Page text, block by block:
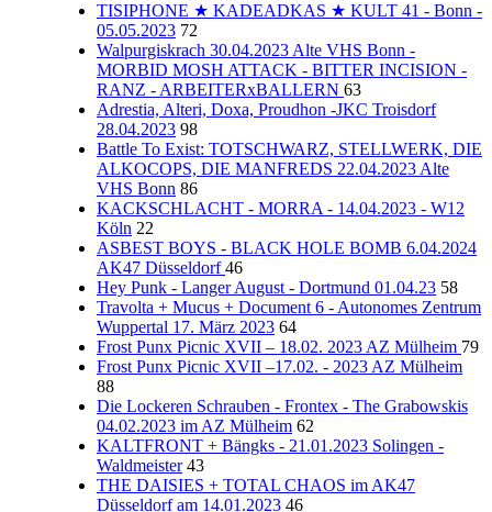
TISIPHONE ★ KADEADKAS ★ KULT 41 - Bonn -
05.05.2023 72
Walpurgiskrach 30.04.2023 Alte VHS Bonn -
MORBID MOSH ATTACK - BITTER INCISION -
RANZ - ARBEITERxBALLERN 63
Adrestia, Alteri, Doxa, Proudhon -JKC Troisdorf
28.04.2023 98
Battle To Exist: TOTSCHWARZ, STELLWERK, DIE
ALKOCOPS, DIE MANFREDS 22.04.2023 Alte
VHS Bonn 86
KACKSCHLACHT - MORRA - 14.04.2023 - W12
Köln 22
ASBEST BOYS - BLACK HOLE BOMB 6.04.2024
AK47 Düsseldorf46
Hey Punk - Langer August - Dortmund 01.04.23 58
Travolta + Mucus + Document 6 - Autonomes Zentrum
Wuppertal 17. März 2023 64
Frost Punx Picnic XVII – 18.02. 2023 AZ Mülheim 79
Frost Punx Picnic XVII –17.02. - 2023 AZ Mülheim
88
Die Lockeren Schrauben - Frontex - The Grabowskis
04.02.2023 im AZ Mülheim 62
KALTFRONT + Bängks - 21.01.2023 Solingen -
Waldmeister 43
THE DAISIES + TOTAL CHAOS im AK47
Düsseldorf am 14.01.2023 46